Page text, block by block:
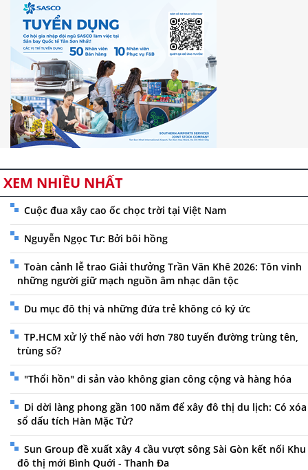
XEM NHIỀU NHẤT
Cuộc đua xây cao ốc chọc trời tại Việt Nam
Nguyễn Ngọc Tư: Bởi bôi hồng
Toàn cảnh lễ trao Giải thưởng Trần Văn Khê 2026: Tôn vinh
những người giữ mạch nguồn âm nhạc dân tộc
Du mục đô thị và những đứa trẻ không có ký ức
TP.HCM xử lý thế nào với hơn 780 tuyến đường trùng tên,
trùng số?
"Thổi hồn" di sản vào không gian công cộng và hàng hóa
Di dời làng phong gần 100 năm để xây đô thị du lịch: Có xóa
sổ dấu tích Hàn Mặc Tử?
Sun Group đề xuất xây 4 cầu vượt sông Sài Gòn kết nối Khu
đô thị mới Bình Quới - Thanh Đa